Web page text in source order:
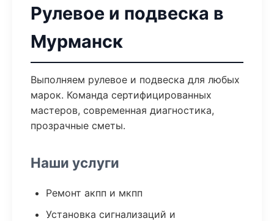
Рулевое и подвеска в
Мурманск
Выполняем рулевое и подвеска для любых
марок. Команда сертифицированных
мастеров, современная диагностика,
прозрачные сметы.
Наши услуги
Ремонт акпп и мкпп
Установка сигнализаций и